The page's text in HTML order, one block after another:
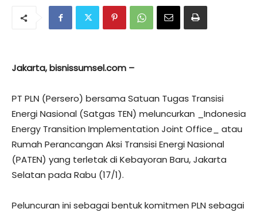
Jakarta, bisnissumsel.com –
PT PLN (Persero) bersama Satuan Tugas Transisi
Energi Nasional (Satgas TEN) meluncurkan _Indonesia
Energy Transition Implementation Joint Office_ atau
Rumah Perancangan Aksi Transisi Energi Nasional
(PATEN) yang terletak di Kebayoran Baru, Jakarta
Selatan pada Rabu (17/1).
Peluncuran ini sebagai bentuk komitmen PLN sebagai